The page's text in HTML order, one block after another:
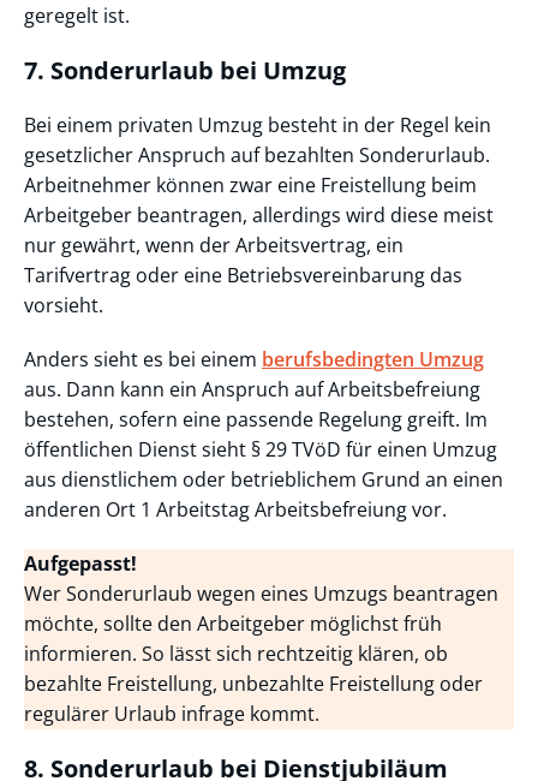
geregelt ist.
7. Sonderurlaub bei Umzug
Bei einem privaten Umzug besteht in der Regel kein
gesetzlicher Anspruch auf bezahlten Sonderurlaub.
Arbeitnehmer können zwar eine Freistellung beim
Arbeitgeber beantragen, allerdings wird diese meist
nur gewährt, wenn der Arbeitsvertrag, ein
Tarifvertrag oder eine Betriebsvereinbarung das
vorsieht.
Anders sieht es bei einem berufsbedingten Umzug
aus. Dann kann ein Anspruch auf Arbeitsbefreiung
bestehen, sofern eine passende Regelung greift. Im
öffentlichen Dienst sieht § 29 TVöD für einen Umzug
aus dienstlichem oder betrieblichem Grund an einen
anderen Ort 1 Arbeitstag Arbeitsbefreiung vor.
Aufgepasst!
Wer Sonderurlaub wegen eines Umzugs beantragen
möchte, sollte den Arbeitgeber möglichst früh
informieren. So lässt sich rechtzeitig klären, ob
bezahlte Freistellung, unbezahlte Freistellung oder
regulärer Urlaub infrage kommt.
8. Sonderurlaub bei Dienstjubiläum